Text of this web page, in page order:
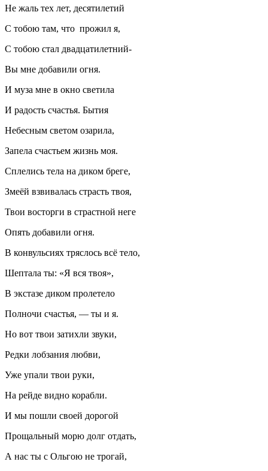
Не жаль тех лет, десятилетий
С тобою там, что прожил я,
С тобою стал двадцатилетний-
Вы мне добавили огня.
И муза мне в окно светила
И радость счастья. Бытия
Небесным светом озарила,
Запела счастьем жизнь моя.
Сплелись тела на диком бреге,
Змеёй взвивалась страсть твоя,
Твои восторги в страстной неге
Опять добавили огня.
В конвульсиях тряслось всё тело,
Шептала ты: «Я вся твоя»,
В экстазе диком пролетело
Полночи счастья, — ты и я.
Но вот твои затихли звуки,
Редки лобзания любви,
Уже упали твои руки,
На рейде видно корабли.
И мы пошли своей дорогой
Прощальный морю долг отдать,
А нас ты с Ольгою не трогай,